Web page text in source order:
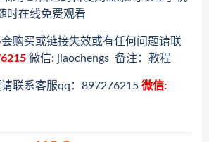
时在线免费观看
购买或链接失效或有任何问题请联
微信: jiaochengs 备注：教程
联系客服qq：897276215 微信: